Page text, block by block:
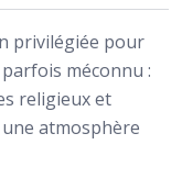
privilégiée pour
méconnu :
religieux et
atmosphère